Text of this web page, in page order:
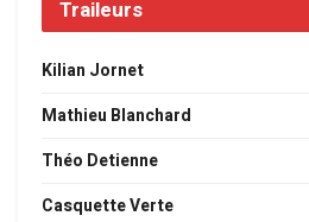
Traileurs
Kilian Jornet
Mathieu Blanchard
Théo Detienne
Casquette Verte